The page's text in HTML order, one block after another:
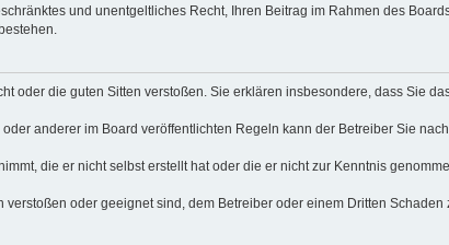
und unentgeltliches Recht, Ihren Beitrag im Rahmen des
oder die guten Sitten verstoßen. Sie erklären insbesondere, dass Sie
anderer im Board veröffentlichten Regeln kann der Betreiber Sie
die er nicht selbst erstellt hat oder die er nicht zur Kenntnis
oder geeignet sind, dem Betreiber oder einem Dritten Schaden